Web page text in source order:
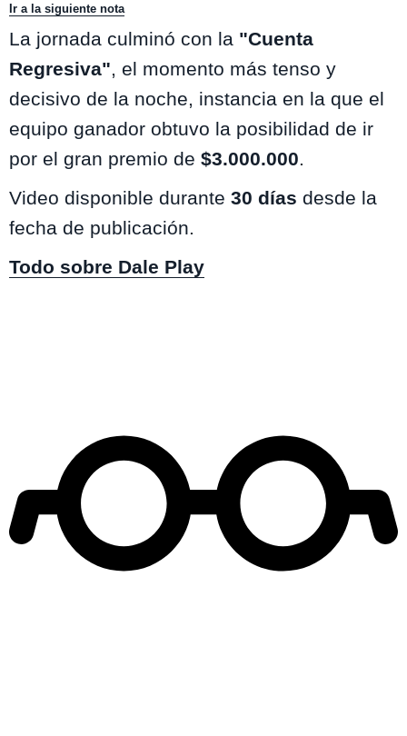
Ir a la siguiente nota
La jornada culminó con la "Cuenta
Regresiva" , el momento más tenso y
decisivo de la noche, instancia en la que el
equipo ganador obtuvo la posibilidad de ir
por el gran premio de $3.000.000
Video disponible durante 30 días desde la
fecha de publicación.
Todo sobre Dale Play